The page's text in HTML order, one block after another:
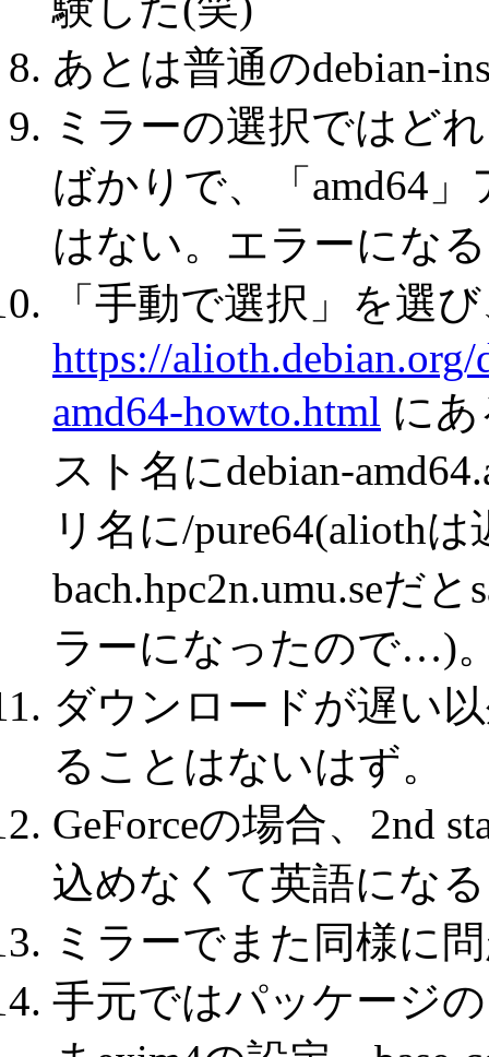
あとは普通のdebian-
ミラーの選択ではど
ばかりで、「amd64
はない。エラーにな
「手動で選択」を選
https://
amd64-howto.html に
スト名にdebian-
リ名に/pure64(alioth
bach.hpc2n.umu.seだ
ラーになったので…)
ダウンロードが遅い
ることはないはず。
GeForceの場合、2nd
込めなくて英語にな
ミラーでまた同様に
手元ではパッケージ